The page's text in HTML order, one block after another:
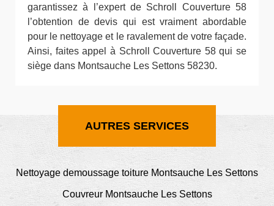
garantissez à l’expert de Schroll Couverture 58
l’obtention de devis qui est vraiment abordable
pour le nettoyage et le ravalement de votre façade.
Ainsi, faites appel à Schroll Couverture 58 qui se
siège dans Montsauche Les Settons 58230.
AUTRES SERVICES
Nettoyage demoussage toiture Montsauche Les Settons
Couvreur Montsauche Les Settons